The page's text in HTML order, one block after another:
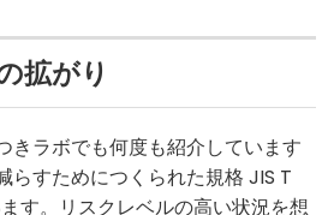
拡がり
きラボでも何度も紹介しています
らすためにつくられた規格 JIS T
す。リスクレベルの高い状況を想